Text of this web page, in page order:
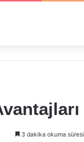
3 dakika okuma süresi